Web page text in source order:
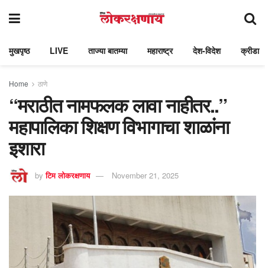
मुखपृष्ठ LIVE ताज्या बातम्या महाराष्ट्र देश-विदेश क्रीडा
Home ठाणे
“मराठीत नामफलक लावा नाहीतर..”
महापालिका शिक्षण विभागाचा शाळांना
इशारा
by टिम लोकरक्षणाय November 21, 2025